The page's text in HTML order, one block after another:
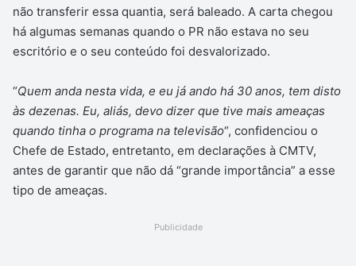
não transferir essa quantia, será baleado. A carta chegou
há algumas semanas quando o PR não estava no seu
escritório e o seu conteúdo foi desvalorizado.
“Quem anda nesta vida, e eu já ando há 30 anos, tem disto
às dezenas. Eu, aliás, devo dizer que tive mais ameaças
quando tinha o programa na televisão“, confidenciou o
Chefe de Estado, entretanto, em declarações à CMTV,
antes de garantir que não dá “grande importância” a esse
tipo de ameaças.
Publicidade